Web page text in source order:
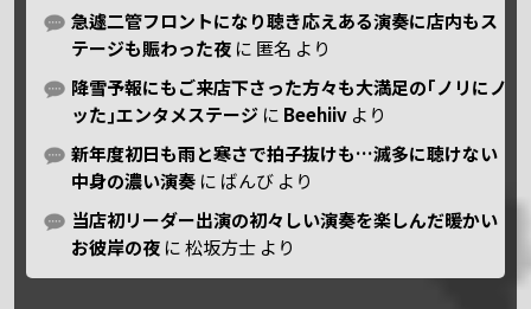
急遽二管フロントになり聴き応えある演奏に店内もス
テージも賑わった夜 に 匿名 より
降雪予報にもご来店下さった方々も大満足の｢ノリにノ
ッた｣エンタメステージ に Beehiiv より
新年度初日も雨と寒さで拍子抜けも…滅多に聴けない
中身の濃い演奏 に ばんび より
当店初リーダー出演の初々しい演奏を楽しんだ暖かい
お彼岸の夜 に松坂方士 より